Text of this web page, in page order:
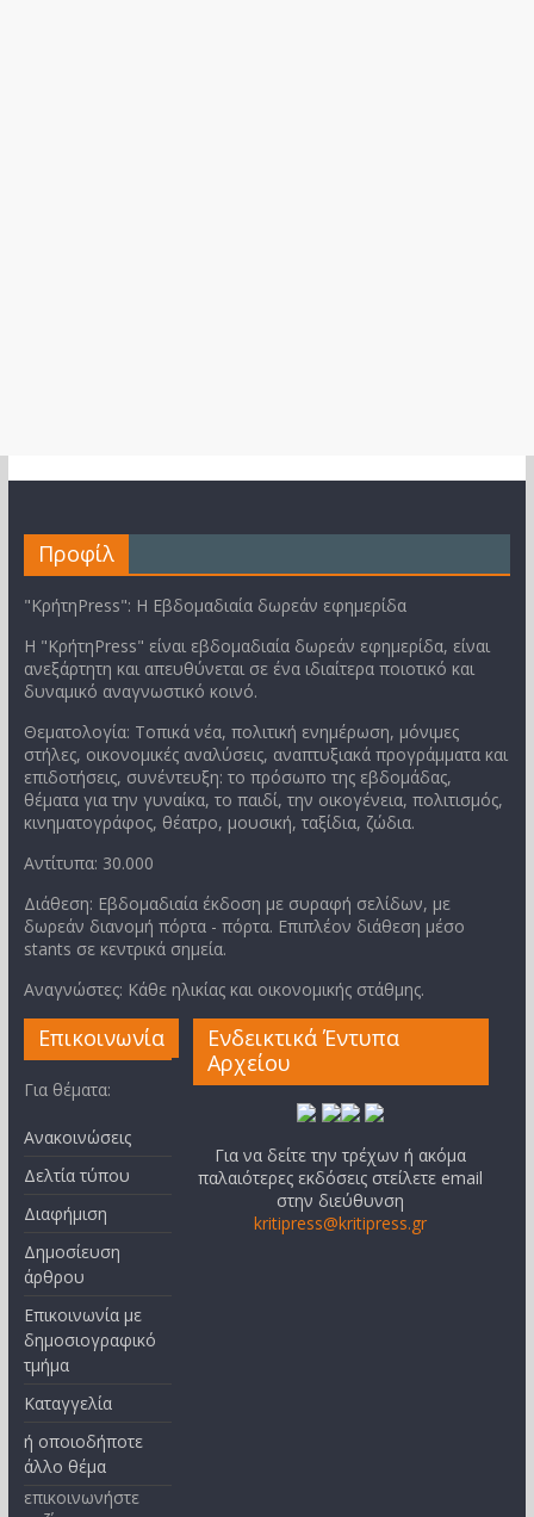
Προφίλ
"ΚρήτηPress": Η Εβδομαδιαία δωρεάν εφημερίδα
Η "ΚρήτηPress" είναι εβδομαδιαία δωρεάν εφημερίδα, είναι
ανεξάρτητη και απευθύνεται σε ένα ιδιαίτερα ποιοτικό και
δυναμικό αναγνωστικό κοινό.
Θεματολογία: Τοπικά νέα, πολιτική ενημέρωση, μόνιμες
στήλες, οικονομικές αναλύσεις, αναπτυξιακά προγράμματα και
επιδοτήσεις, συνέντευξη: το πρόσωπο της εβδομάδας,
θέματα για την γυναίκα, το παιδί, την οικογένεια, πολιτισμός,
κινηματογράφος, θέατρο, μουσική, ταξίδια, ζώδια.
Αντίτυπα: 30.000
Διάθεση: Εβδομαδιαία έκδοση με συραφή σελίδων, με
δωρεάν διανομή πόρτα - πόρτα. Επιπλέον διάθεση μέσο
stants σε κεντρικά σημεία.
Αναγνώστες: Κάθε ηλικίας και οικονομικής στάθμης.
Επικοινωνία
Για θέματα:
Ανακοινώσεις
Δελτία τύπου
Διαφήμιση
Δημοσίευση
άρθρου
Επικοινωνία με
δημοσιογραφικό
τμήμα
Καταγγελία
ή οποιοδήποτε
άλλο θέμα
επικοινωνήστε
Ενδεικτικά Έντυπα
Αρχείου
Για να δείτε την τρέχων ή ακόμα
παλαιότερες εκδόσεις στείλετε email
στην διεύθυνση
kritipress@kritipress.gr